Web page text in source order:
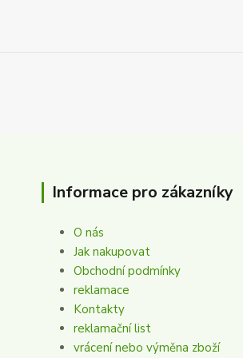
Informace pro zákazníky
O nás
Jak nakupovat
Obchodní podmínky
reklamace
Kontakty
reklamační list
vrácení nebo výměna zboží